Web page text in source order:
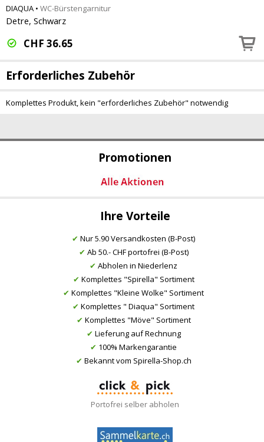
Promotionen
Ihre Vorteile
✔ Nur 5.90 Versandkosten (B-Post)
✔ Ab 50.- CHF portofrei (B-Post)
✔ Abholen in Niederlenz
✔ Komplettes "Spirella" Sortiment
✔ Komplettes "Kleine Wolke" Sortiment
✔ Komplettes " Diaqua" Sortiment
✔ Komplettes "Möve" Sortiment
✔ Lieferung auf Rechnung
✔ 100% Markengarantie
✔ Bekannt vom Spirella-Shop.ch
Portofrei selber abholen
DIAQUA • WC-Bürstengarnitur
Detre, Schwarz
CHF 36.65
Erforderliches Zubehör
Komplettes Produkt, kein "erforderliches Zubehör" notwendig